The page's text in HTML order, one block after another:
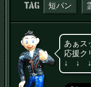
タグ：
短パン
あぁス
応援ク
↓ ↓